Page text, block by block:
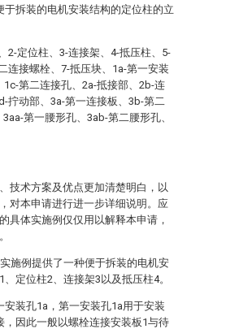
于拆装的电机安装结构的定位柱的立
2-定位柱、3-连接架、4-抵压柱、5-
连接螺栓、7-抵压块、1a-第一安装
第二连接孔、2a-抵接部、2b-连
拧动部、3a-第一连接板、3b-第二
第一腰形孔、3ab-第二腰形孔、
技术方案及优点更加清楚明白，以
对本申请进行进一步详细说明。应
具体实施例仅仅用以解释本申请，
施例提供了一种便于拆装的电机安
定位柱2、连接架3以及抵压柱4。
安装孔1a，第一安装孔1a用于安装
，因此一般以螺栓连接安装板1与待